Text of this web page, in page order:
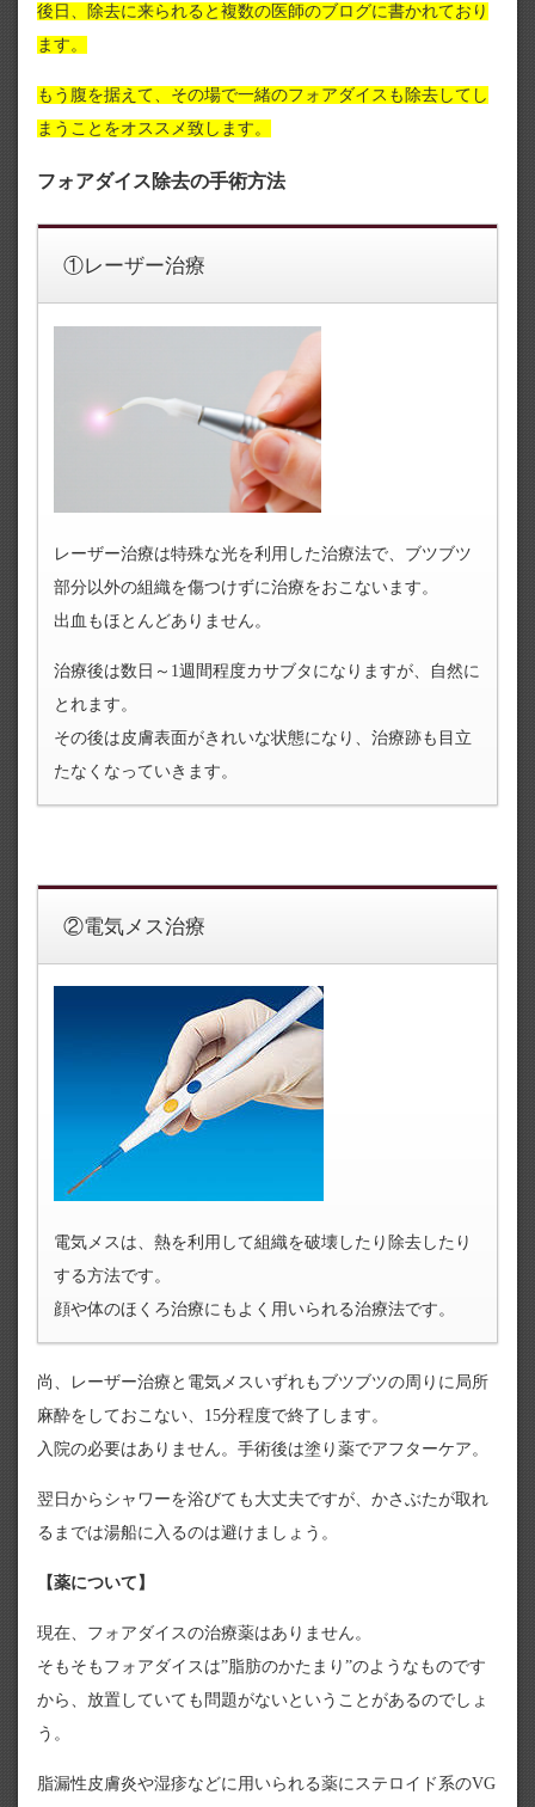
後日、除去に来られると複数の医師のブログに書かれており
ます。
もう腹を据えて、その場で一緒のフォアダイスも除去してし
まうことをオススメ致します。
フォアダイス除去の手術方法
①レーザー治療
レーザー治療は特殊な光を利用した治療法で、ブツブツ
部分以外の組織を傷つけずに治療をおこないます。
出血もほとんどありません。
治療後は数日～1週間程度カサブタになりますが、自然に
とれます。
その後は皮膚表面がきれいな状態になり、治療跡も目立
たなくなっていきます。
②電気メス治療
電気メスは、熱を利用して組織を破壊したり除去したり
する方法です。
顔や体のほくろ治療にもよく用いられる治療法です。
尚、レーザー治療と電気メスいずれもブツブツの周りに局所
麻酔をしておこない、15分程度で終了します。
入院の必要はありません。手術後は塗り薬でアフターケア。
翌日からシャワーを浴びても大丈夫ですが、かさぶたが取れ
るまでは湯船に入るのは避けましょう。
【薬について】
現在、フォアダイスの治療薬はありません。
そもそもフォアダイスは”脂肪のかたまり”のようなものです
から、放置していても問題がないということがあるのでしょ
う。
脂漏性皮膚炎や湿疹などに用いられる薬にステロイド系のVG